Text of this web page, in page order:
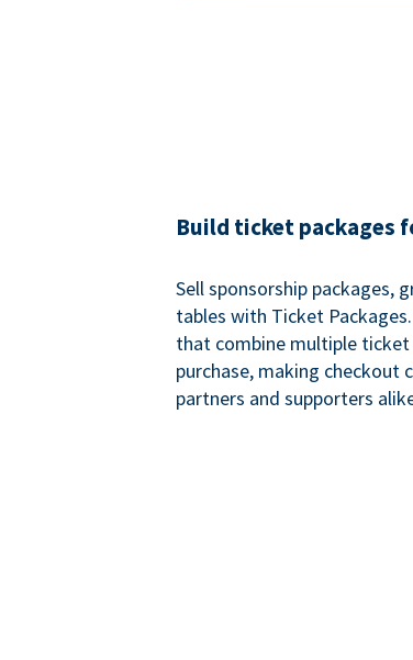
Build ticket packages
Sell sponsorship packages,
tables with Ticket
that combine multiple
purchase, making checkout
partners and supporters